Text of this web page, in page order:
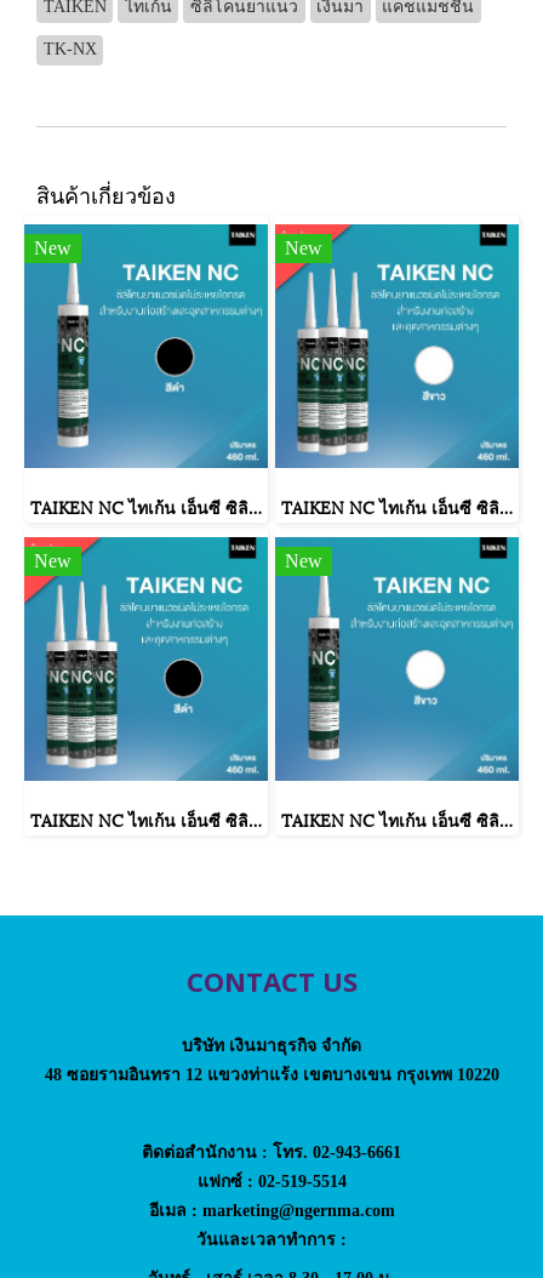
TAIKEN ไทเก้น ซิลิโคนยาแนว เงินมา แคชแมชชีน
TK-NX
สินค้าเกี่ยวข้อง
New
TAIKEN NC ไทเก้น เอ็นซี ซิลิโคนยาแนวชนิดไม่ระเหยไอกรด (สีดำ)
New
TAIKEN NC ไทเก้น เอ็นซี ซิลิโคนยาแนวชนิดไม่ระเหยไอกรด (25 หลอด/ลัง : สีขาว)
New
TAIKEN NC ไทเก้น เอ็นซี ซิลิโคนยาแนวชนิดไม่ระเหยไอกรด (25 หลอด/ลัง : สีดำ)
New
TAIKEN NC ไทเก้น เอ็นซี ซิลิโคนยาแนวชนิดไม่ระเหยไอกรด (สีขาว)
CONTACT US
บริษัท เงินมาธุรกิจ จำกัด
48 ซอยรามอินทรา 12 แขวงท่าแร้ง เขตบางเขน กรุงเทพ 10220
ติดต่อสำนักงาน : โทร. 02-943-6661
แฟกซ์ : 02-519-5514
อีเมล : marketing@ngernma.com
วันและเวลาทำการ :